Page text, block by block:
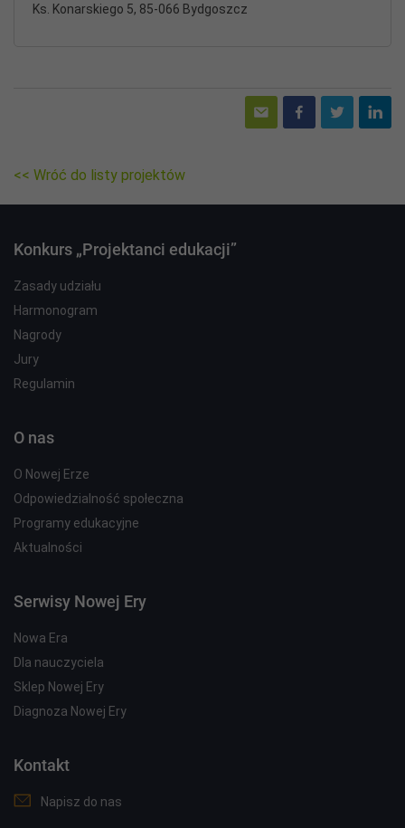
Ks. Konarskiego 5, 85-066 Bydgoszcz
<< Wróć do listy projektów
Konkurs „Projektanci edukacji”
Zasady udziału
Harmonogram
Nagrody
Jury
Regulamin
O nas
O Nowej Erze
Odpowiedzialność społeczna
Programy edukacyjne
Aktualności
Serwisy Nowej Ery
Nowa Era
Dla nauczyciela
Sklep Nowej Ery
Diagnoza Nowej Ery
Kontakt
Napisz do nas